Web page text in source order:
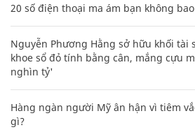
20 số điện thoại ma ám bạn không
Nguyễn Phương Hằng sở hữu khối
khoe sổ đỏ tính bằng cân, mắng cựu
nghìn tỷ'
Hàng ngàn người Mỹ ân hận vì tiêm
gì?